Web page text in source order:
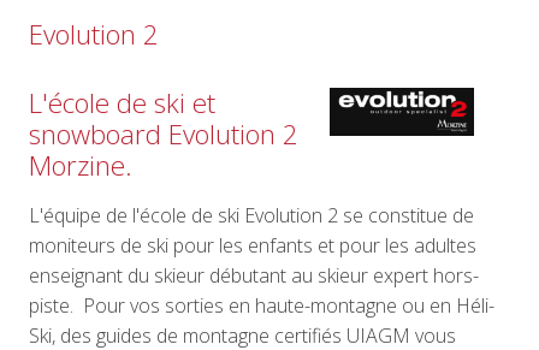
Evolution 2
L'école de ski et
snowboard Evolution 2
Morzine.
L'équipe de l'école de ski Evolution 2 se constitue de
moniteurs de ski pour les enfants et pour les adultes
enseignant du skieur débutant au skieur expert hors-
piste. Pour vos sorties en haute-montagne ou en Héli-
Ski, des guides de montagne certifiés UIAGM vous